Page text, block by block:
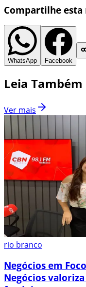
Compartilhe esta
WhatsApp Facebook
Leia Também
Ver mais
rio branco
Negócios em
Negócios